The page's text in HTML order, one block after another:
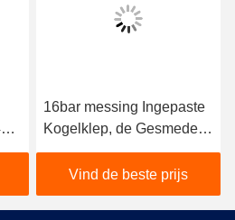
16bar messing Ingepaste
Kogelklep, de Gesmede
Klep van het
Vlinderhandvat
Vind de beste prijs